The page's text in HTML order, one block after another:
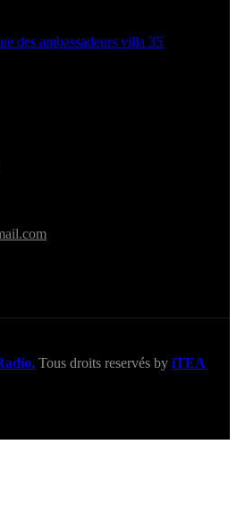
des ambassadeurs villa 35
Tous droits reservés by iTEA